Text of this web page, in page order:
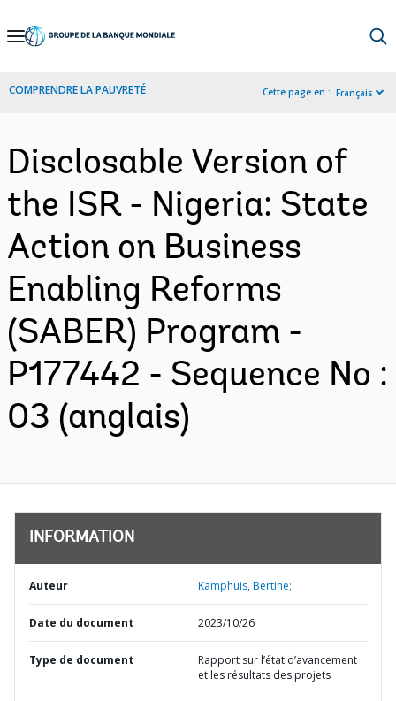
Skip
Navigation
COMPRENDRE LA PAUVRETÉ Cette page en : Français
Disclosable Version of
the ISR - Nigeria: State
Action on Business
Enabling Reforms
(SABER) Program -
P177442 - Sequence No :
03 (anglais)
INFORMATION
Auteur Kamphuis, Bertine;
Date du document 2023/10/26
Type de document
Rapport sur l’état d’avancement
et les résultats des projets